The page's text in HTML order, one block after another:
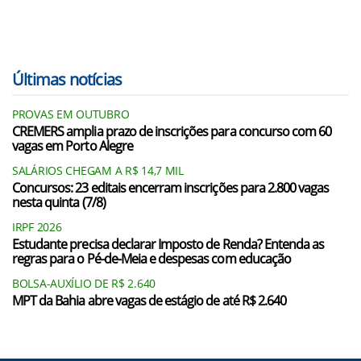
Últimas notícias
PROVAS EM OUTUBRO
CREMERS amplia prazo de inscrições para concurso com 60
vagas em Porto Alegre
SALÁRIOS CHEGAM A R$ 14,7 MIL
Concursos: 23 editais encerram inscrições para 2.800 vagas
nesta quinta (7/8)
IRPF 2026
Estudante precisa declarar Imposto de Renda? Entenda as
regras para o Pé-de-Meia e despesas com educação
BOLSA-AUXÍLIO DE R$ 2.640
MPT da Bahia abre vagas de estágio de até R$ 2.640